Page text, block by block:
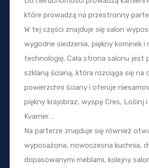
które prowadzą na przestronny
W tej części znajduje się salon
wygodne siedzenia, piękny kominek i
technologię. Cała strona salonu jest
szklaną ścianą, która rozciąga się na
powierzchni ściany i oferuje
piękny krajobraz, wyspę Cres, Lošinj i
Kvarner. .
Na parterze znajduje się również
wyposażona, nowoczesna kuchnia,
dopasowanymi meblami, kolejny